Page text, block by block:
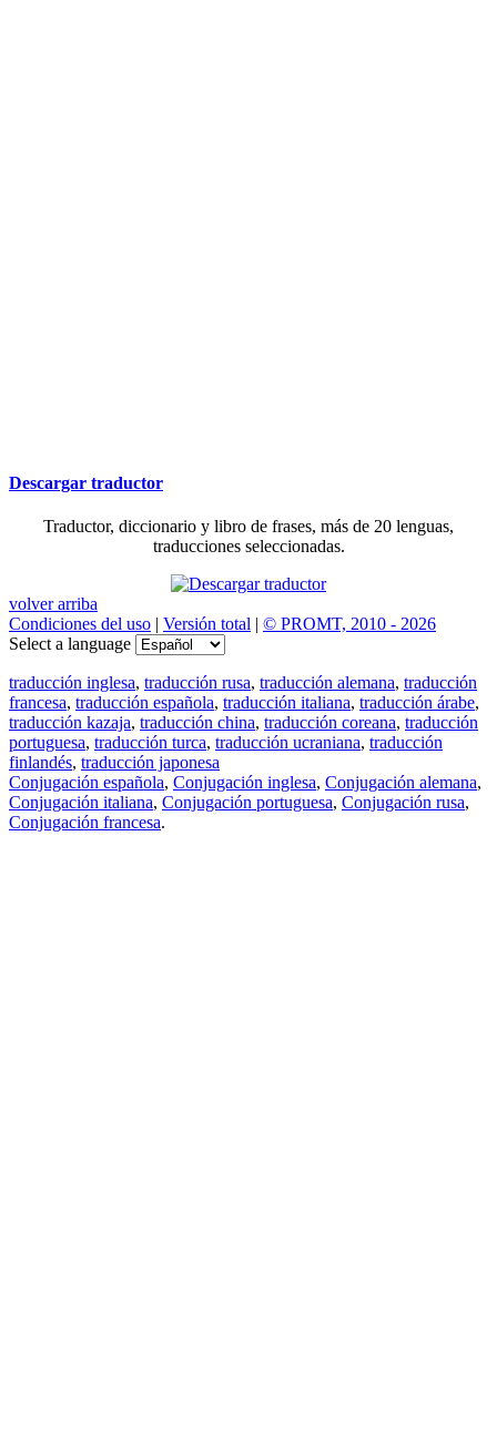
Descargar traductor
Traductor, diccionario y libro de frases, más de 20 lenguas,
traducciones seleccionadas.
volver arriba
Condiciones del uso | Versión total | © PROMT, 2010 - 2026
Select a language
traducción inglesa, traducción rusa, traducción alemana, traducción
francesa, traducción española, traducción italiana, traducción árabe,
traducción kazaja, traducción china, traducción coreana, traducción
portuguesa, traducción turca, traducción ucraniana, traducción
finlandés, traducción japonesa
Conjugación española, Conjugación inglesa, Conjugación alemana,
Conjugación italiana, Conjugación portuguesa, Conjugación rusa,
Conjugación francesa.